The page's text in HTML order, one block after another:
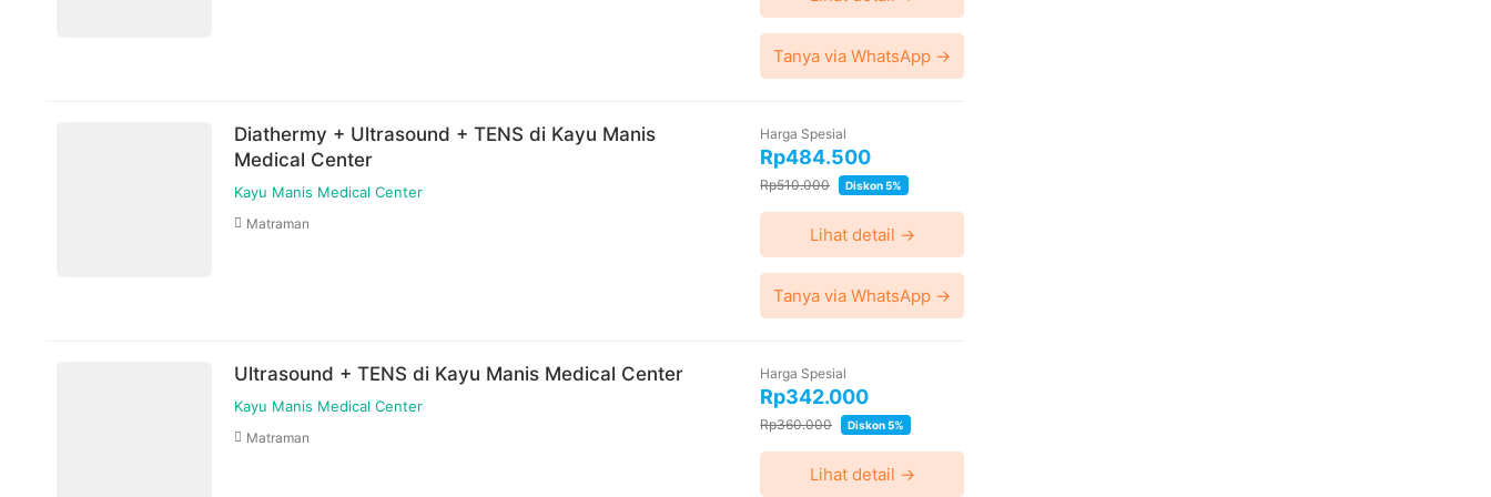
Tanya via WhatsApp →
Diathermy + Ultrasound + TENS di Kayu Manis
Medical Center
Kayu Manis Medical Center
Matraman
Harga Spesial
Rp484.500
Rp510.000 Diskon 5%
Lihat detail →
Tanya via WhatsApp →
Ultrasound + TENS di Kayu Manis Medical Center
Kayu Manis Medical Center
Matraman
Harga Spesial
Rp342.000
Rp360.000 Diskon 5%
Lihat detail →